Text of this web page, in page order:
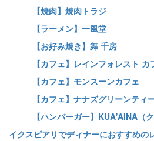
【焼肉】焼肉トラジ
【ラーメン】一風堂
【お好み焼き】舞 千房
【カフェ】レインフォレスト カ
【カフェ】モンスーンカフェ
【カフェ】ナナズグリーンティ
【ハンバーガー】KUA'AINA（
イクスピアリでディナーにおすすめの